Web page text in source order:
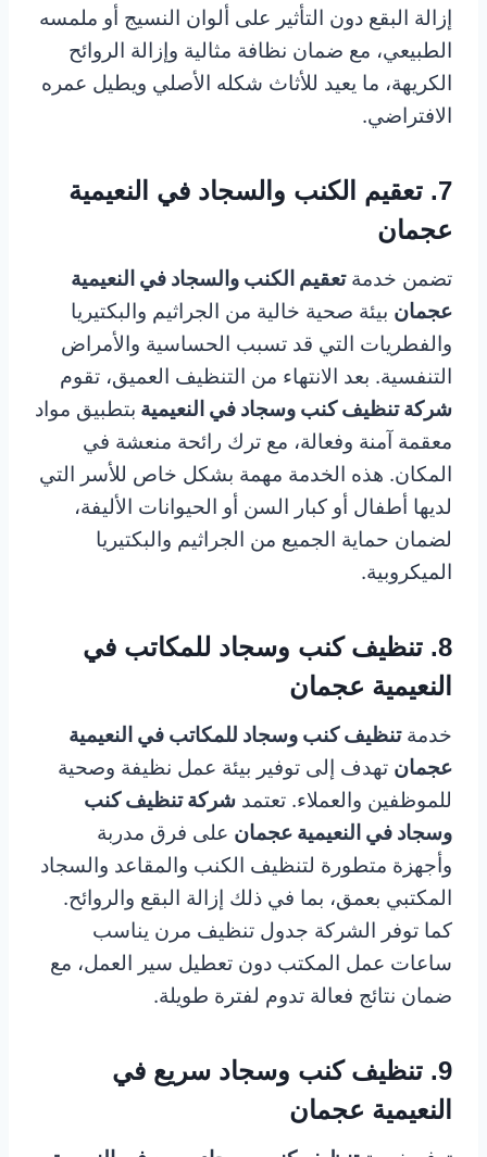
إزالة البقع دون التأثير على ألوان النسيج أو ملمسه
الطبيعي، مع ضمان نظافة مثالية وإزالة الروائح
الكريهة، ما يعيد للأثاث شكله الأصلي ويطيل عمره
الافتراضي.
7. تعقيم الكنب والسجاد في النعيمية
عجمان
تضمن خدمةتعقيم الكنب والسجاد في النعيمية
عجمان بيئة صحية خالية من الجراثيم والبكتيريا
والفطريات التي قد تسبب الحساسية والأمراض
التنفسية. بعد الانتهاء من التنظيف العميق، تقوم
شركة تنظيف كنب وسجاد في النعيمية بتطبيق مواد
معقمة آمنة وفعالة، مع ترك رائحة منعشة في
المكان. هذه الخدمة مهمة بشكل خاص للأسر التي
لديها أطفال أو كبار السن أو الحيوانات الأليفة،
لضمان حماية الجميع من الجراثيم والبكتيريا
الميكروبية.
8. تنظيف كنب وسجاد للمكاتب في
النعيمية عجمان
خدمةتنظيف كنب وسجاد للمكاتب في النعيمية
عجمان تهدف إلى توفير بيئة عمل نظيفة وصحية
للموظفين والعملاء. تعتمد شركة تنظيف كنب
وسجاد في النعيمية عجمان على فرق مدربة
وأجهزة متطورة لتنظيف الكنب والمقاعد والسجاد
المكتبي بعمق، بما في ذلك إزالة البقع والروائح.
كما توفر الشركة جدول تنظيف مرن يناسب
ساعات عمل المكتب دون تعطيل سير العمل، مع
ضمان نتائج فعالة تدوم لفترة طويلة.
9. تنظيف كنب وسجاد سريع في
النعيمية عجمان